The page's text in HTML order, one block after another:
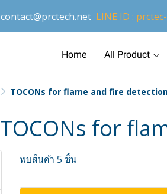
contact@prctech.net LINE ID :
Home All Product
TOCONs for flame and fire
TOCONs for
พบสินค้า 5 ชิ้น